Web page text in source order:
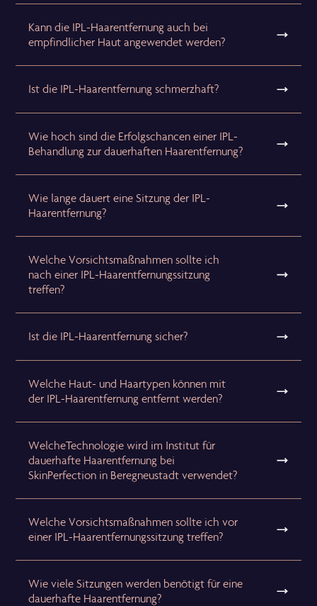
Kann die IPL-Haarentfernung auch bei
empfindlicher Haut angewendet werden?
Ist die IPL-Haarentfernung schmerzhaft?
Wie hoch sind die Erfolgschancen einer IPL-
Behandlung zur dauerhaften Haarentfernung?
Wie lange dauert eine Sitzung der IPL-
Haarentfernung?
Welche Vorsichtsmaßnahmen sollte ich
nach einer IPL-Haarentfernungssitzung
treffen?
Ist die IPL-Haarentfernung sicher?
Welche Haut- und Haartypen können mit
der IPL-Haarentfernung entfernt werden?
WelcheTechnologie wird im Institut für
dauerhafte Haarentfernung bei
SkinPerfection in Beregneustadt verwendet?
Welche Vorsichtsmaßnahmen sollte ich vor
einer IPL-Haarentfernungssitzung treffen?
Wie viele Sitzungen werden benötigt für eine
dauerhafte Haarentfernung?